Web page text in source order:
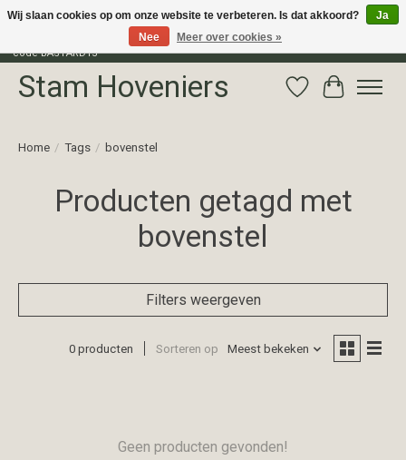
Profiteer van 15% korting op het gehele assortiment van The Bastard met
code BASTARD15
Stam Hoveniers Verlanglijst
Home / Tags / bovenstel
Producten getagd met
bovenstel
Filters weergeven
0 producten Sorteren op Meest bekeken
Geen producten gevonden!
Wij slaan cookies op om onze website te verbeteren. Is dat akkoord?
Ja
Nee
Meer over cookies »